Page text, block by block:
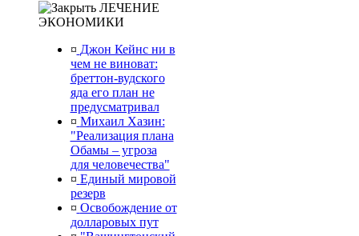
ЛЕЧЕНИЕ
ЭКОНОМИКИ
¤ Джон Кейнс ни в
чем не виноват:
бреттон-вудского
яда его план не
предусматривал
¤ Михаил Хазин:
"Реализация плана
Обамы – угроза
для человечества"
¤ Единый мировой
резерв
¤ Освобождение от
долларовых пут